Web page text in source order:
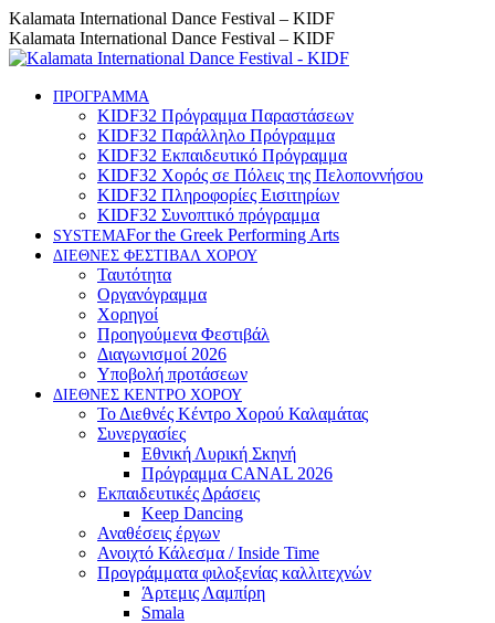
Skip
to
content
Instagram
page
opens
new
Facebook
page
opens
new
YouTube
page
opens
new
Kalamata International Dance Festival – KIDF
Kalamata International Dance Festival – KIDF
ΠΡΟΓΡΑΜΜΑ
KIDF32 Πρόγραμμα Παραστάσεων
KIDF32 Παράλληλο Πρόγραμμα
KIDF32 Εκπαιδευτικό Πρόγραμμα
KIDF32 Χορός σε Πόλεις της Πελοποννήσου
KIDF32 Πληροφορίες Εισιτηρίων
KIDF32 Συνοπτικό πρόγραμμα
SYSTEMAFor the Greek Performing Arts
ΔΙΕΘΝΕΣ ΦΕΣΤΙΒΑΛ ΧΟΡΟΥ
Ταυτότητα
Οργανόγραμμα
Χορηγοί
Προηγούμενα Φεστιβάλ
Διαγωνισμοί 2026
Υποβολή προτάσεων
ΔΙΕΘΝΕΣ ΚΕΝΤΡΟ ΧΟΡΟΥ
Το Διεθνές Κέντρο Χορού Καλαμάτας
Συνεργασίες
Εθνική Λυρική Σκηνή
Πρόγραμμα CANAL 2026
Εκπαιδευτικές Δράσεις
Keep Dancing
Αναθέσεις έργων
Ανοιχτό Κάλεσμα / Inside Time
Προγράμματα φιλοξενίας καλλιτεχνών
Άρτεμις Λαμπίρη
Smala